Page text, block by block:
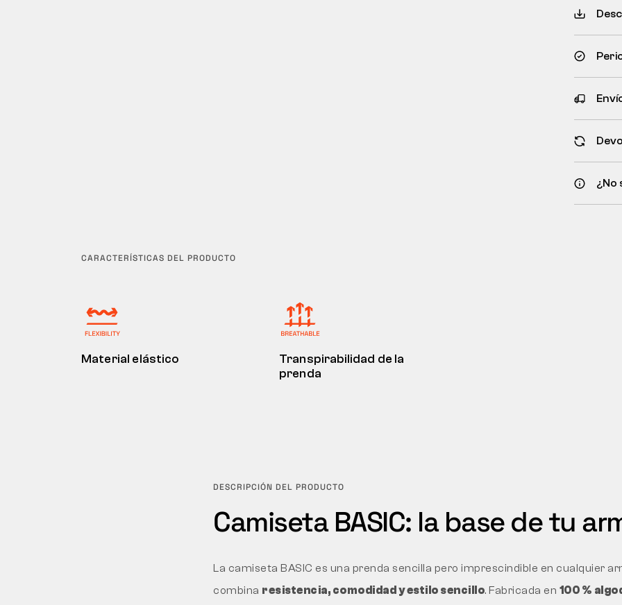
¿No
CARACTERÍSTICAS DEL PRODUCTO
Material elástico
Transpirabilidad de la
prenda
DESCRIPCIÓN DEL PRODUCTO
Camiseta BASIC: la base de tu
La camiseta BASIC es una prenda sencilla pero imprescindible en cualquier
combina resistencia, comodidad y estilo sencillo. Fabricada en 100 %